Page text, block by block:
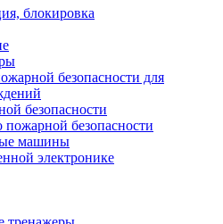
блокировка
безопасности для
безопасности
безопасности
машины
электронике